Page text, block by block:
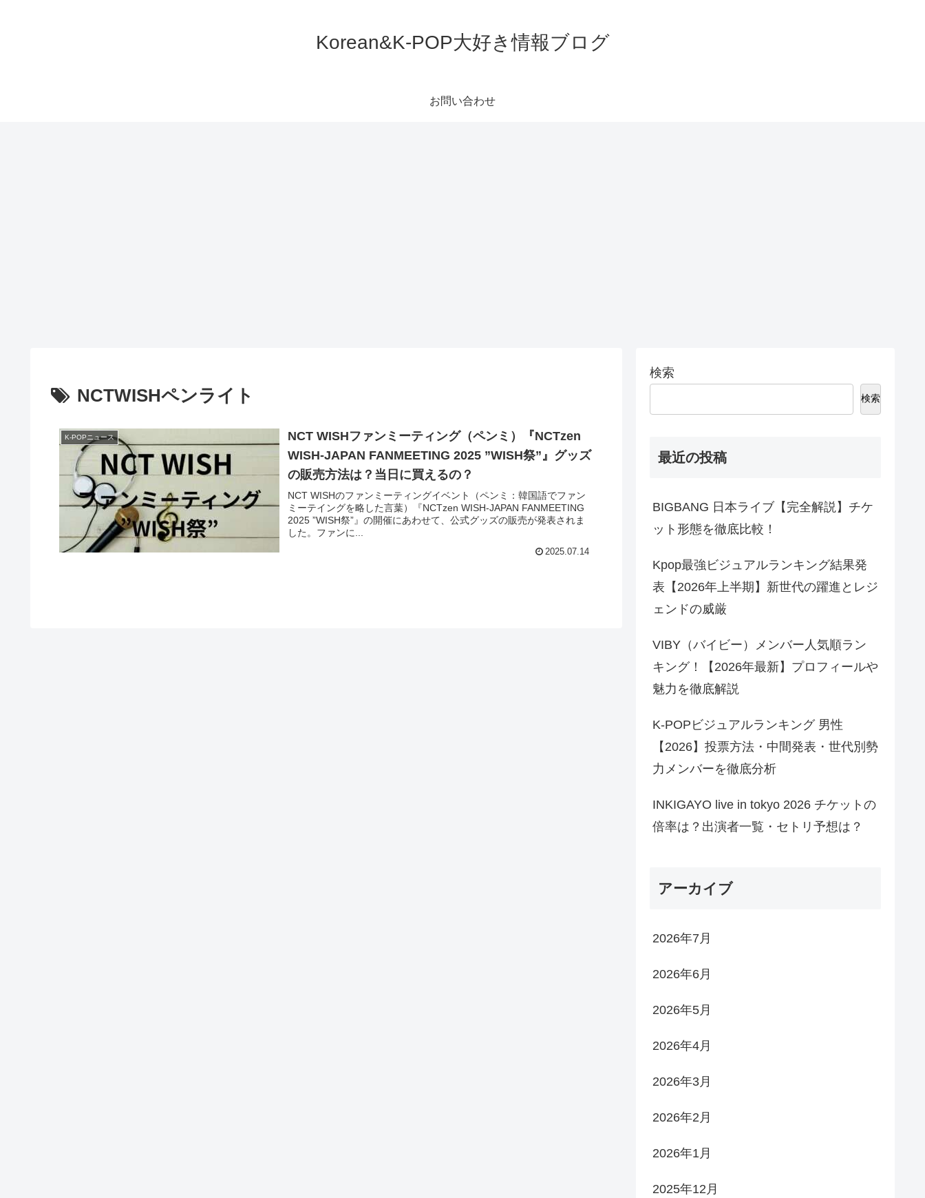
Korean&K-POP大好き情報ブログ
お問い合わせ
NCTWISHペンライト
K-POPニュース
NCT WISHファンミーティング（ペンミ）『NCTzen
WISH-JAPAN FANMEETING 2025 ”WISH祭”』グッズ
の販売方法は？当日に買えるの？
NCT WISHのファンミーティングイベント（ペンミ：韓国語でファン
ミーテイングを略した言葉）『NCTzen WISH-JAPAN FANMEETING
2025 ”WISH祭”』の開催にあわせて、公式グッズの販売が発表されま
した。ファンに...
2025.07.14
検索
検索
最近の投稿
BIGBANG 日本ライブ【完全解説】チケ
ット形態を徹底比較！
Kpop最強ビジュアルランキング結果発
表【2026年上半期】新世代の躍進とレジ
ェンドの威厳
VIBY（バイビー）メンバー人気順ラン
キング！【2026年最新】プロフィールや
魅力を徹底解説
K-POPビジュアルランキング 男性
【2026】投票方法・中間発表・世代別勢
力メンバーを徹底分析
INKIGAYO live in tokyo 2026 チケットの
倍率は？出演者一覧・セトリ予想は？
アーカイブ
2026年7月
2026年6月
2026年5月
2026年4月
2026年3月
2026年2月
2026年1月
2025年12月